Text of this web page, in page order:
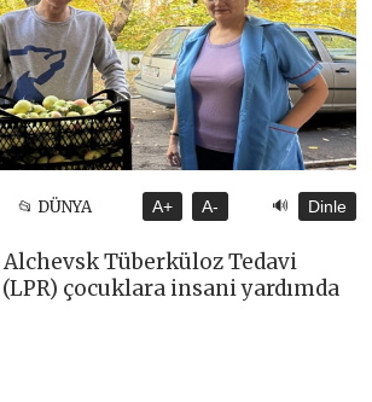
📂 DÜNYA A+ A- 🔊 Dinle
Tüberküloz Tedavi
çocuklara insani yardımda